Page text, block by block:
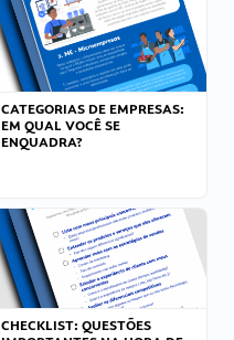
CATEGORIAS DE EMPRESAS:
EM QUAL VOCÊ SE
ENQUADRA?
CHECKLIST: QUESTÕES